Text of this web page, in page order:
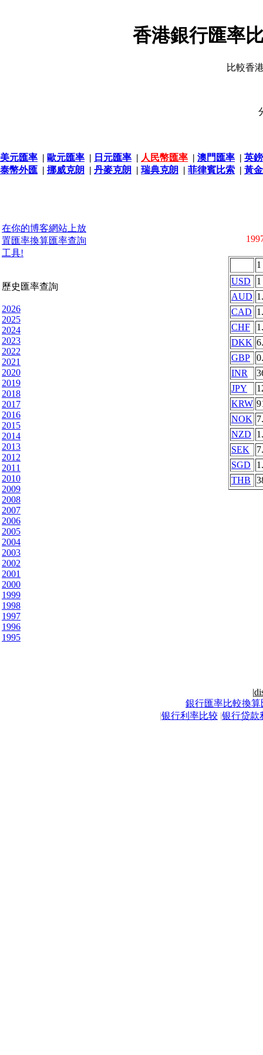
香港銀行匯率
比較香
美元匯率 | 歐元匯率 | 日元匯率 | 人民幣匯率 | 澳門匯率 | 英
泰幣外匯 | 挪威克朗 | 丹麥克朗 | 瑞典克朗 | 菲律賓比索 | 黃
在你的博客網站上放
置匯率換算匯率查詢
工具!
歷史匯率查詢
2026
2025
2024
2023
2022
2021
2020
2019
2018
2017
2016
2015
2014
2013
2012
2011
2010
2009
2008
2007
2006
2005
2004
2003
2002
2001
2000
1999
1998
1997
1996
1995
1
USD
1
AUD
CAD
CHF
DKK
GBP
INR
JPY
KRW
NOK
NZD
SEK
SGD
THB
|
銀行匯率比較換算
|银行利率比较 |银行贷款